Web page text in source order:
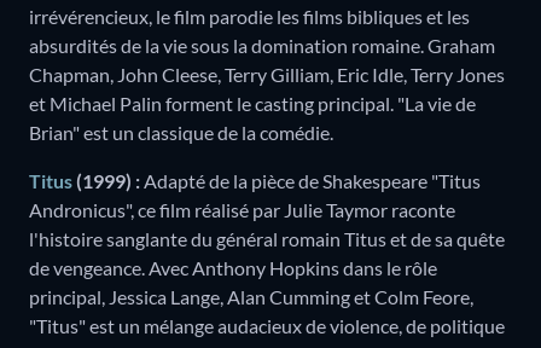
irrévérencieux, le film parodie les films bibliques et les
absurdités de la vie sous la domination romaine. Graham
Chapman, John Cleese, Terry Gilliam, Eric Idle, Terry Jones
et Michael Palin forment le casting principal. "La vie de
Brian" est un classique de la comédie.
Titus (1999) : Adapté de la pièce de Shakespeare "Titus
Andronicus", ce film réalisé par Julie Taymor raconte
l'histoire sanglante du général romain Titus et de sa quête
de vengeance. Avec Anthony Hopkins dans le rôle
principal, Jessica Lange, Alan Cumming et Colm Feore,
"Titus" est un mélange audacieux de violence, de politique